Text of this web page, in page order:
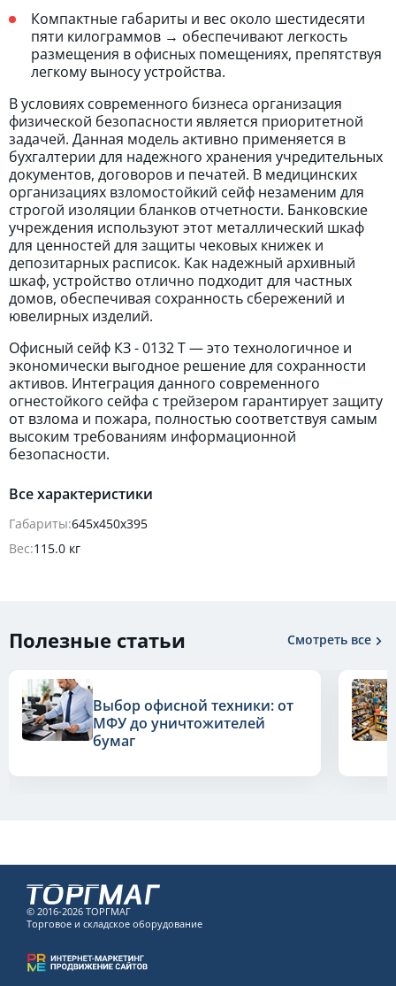
Компактные габариты и вес около шестидесяти
пяти килограммов → обеспечивают легкость
размещения в офисных помещениях, препятствуя
легкому выносу устройства.
В условиях современного бизнеса организация
физической безопасности является приоритетной
задачей. Данная модель активно применяется в
бухгалтерии для надежного хранения учредительных
документов, договоров и печатей. В медицинских
организациях взломостойкий сейф незаменим для
строгой изоляции бланков отчетности. Банковские
учреждения используют этот металлический шкаф
для ценностей для защиты чековых книжек и
депозитарных расписок. Как надежный архивный
шкаф, устройство отлично подходит для частных
домов, обеспечивая сохранность сбережений и
ювелирных изделий.
Офисный сейф КЗ - 0132 Т — это технологичное и
экономически выгодное решение для сохранности
активов. Интеграция данного современного
огнестойкого сейфа с трейзером гарантирует защиту
от взлома и пожара, полностью соответствуя самым
высоким требованиям информационной
безопасности.
Все характеристики
Габариты:645х450х395
Вес:115.0 кг
Полезные статьи Смотреть все
Выбор офисной техники: от
МФУ до уничтожителей
бумаг
© 2016-2026 ТОРГМАГ
Торговое и складское оборудование